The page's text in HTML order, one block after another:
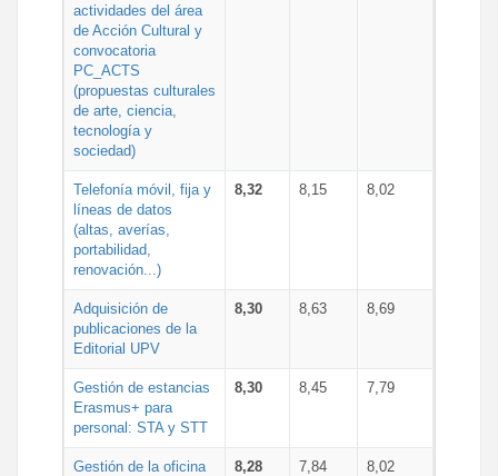
actividades del área
de Acción Cultural y
convocatoria
PC_ACTS
(propuestas culturales
de arte, ciencia,
tecnología y
sociedad)
Telefonía móvil, fija y
líneas de datos
(altas, averías,
portabilidad,
renovación...)
8,32 8,15 8,02
Adquisición de
publicaciones de la
Editorial UPV
8,30 8,63 8,69
Gestión de estancias
Erasmus+ para
personal: STA y STT
8,30 8,45 7,79
Gestión de la oficina
8,28 7,84 8,02